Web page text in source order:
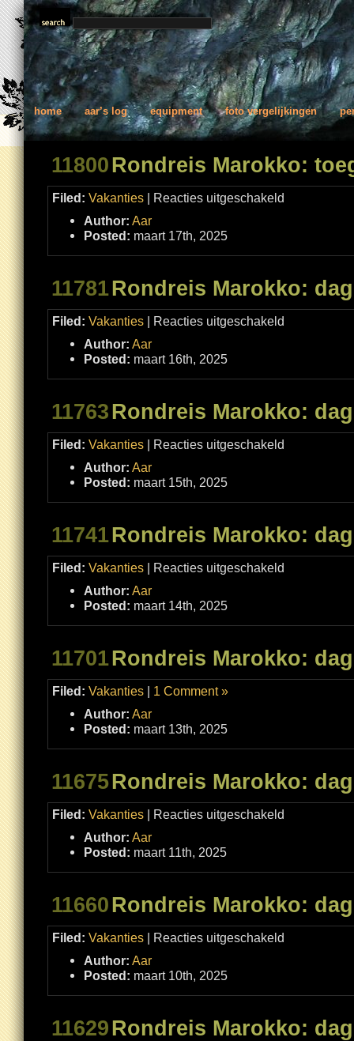
home aar’s log equipment foto vergelijkingen
11800Rondreis Marokko:
Filed: Vakanties | Reacties uitgeschakeld
Author: Aar
Posted: maart 17th, 2025
11781Rondreis Marokko:
Filed: Vakanties | Reacties uitgeschakeld
Author: Aar
Posted: maart 16th, 2025
11763Rondreis Marokko:
Filed: Vakanties | Reacties uitgeschakeld
Author: Aar
Posted: maart 15th, 2025
11741Rondreis Marokko:
Filed: Vakanties | Reacties uitgeschakeld
Author: Aar
Posted: maart 14th, 2025
11701Rondreis Marokko:
Filed: Vakanties | 1 Comment »
Author: Aar
Posted: maart 13th, 2025
11675Rondreis Marokko:
Filed: Vakanties | Reacties uitgeschakeld
Author: Aar
Posted: maart 11th, 2025
11660Rondreis Marokko:
Filed: Vakanties | Reacties uitgeschakeld
Author: Aar
Posted: maart 10th, 2025
11629Rondreis Marokko: